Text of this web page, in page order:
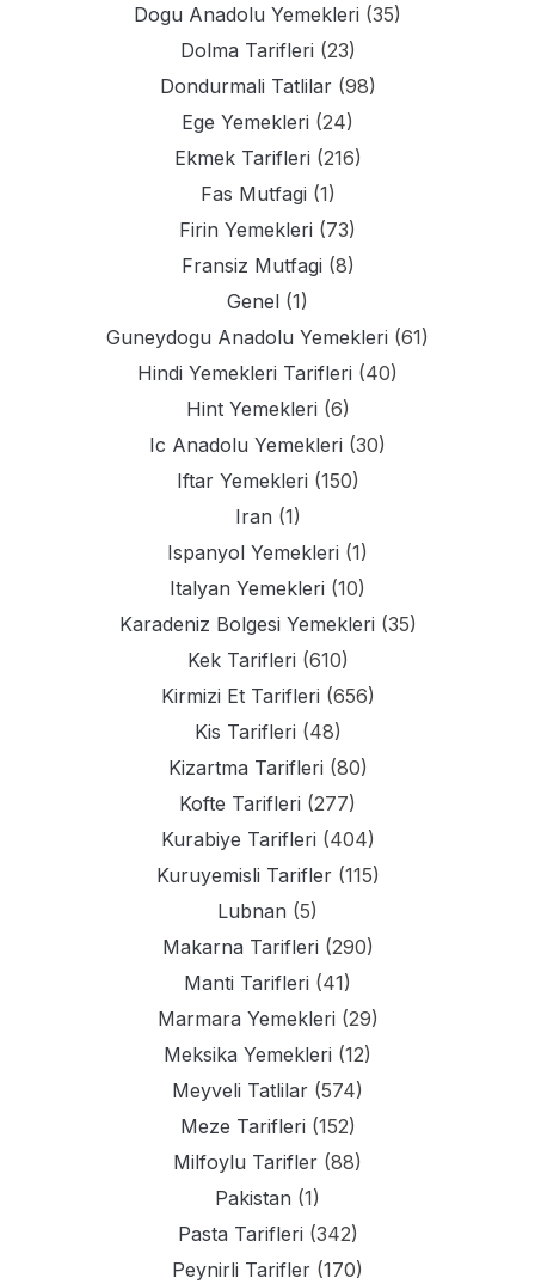
Dogu Anadolu Yemekleri (35)
Dolma Tarifleri (23)
Dondurmali Tatlilar(98)
Ege Yemekleri (24)
Ekmek Tarifleri (216)
Fas Mutfagi (1)
Firin Yemekleri (73)
Fransiz Mutfagi (8)
Genel (1)
Guneydogu Anadolu Yemekleri (61)
Hindi Yemekleri Tarifleri (40)
Hint Yemekleri (6)
Ic Anadolu Yemekleri (30)
Iftar Yemekleri (150)
Iran (1)
Ispanyol Yemekleri (1)
Italyan Yemekleri (10)
Karadeniz Bolgesi Yemekleri (35)
Kek Tarifleri (610)
Kirmizi Et Tarifleri (656)
Kis Tarifleri (48)
Kizartma Tarifleri (80)
Kofte Tarifleri (277)
Kurabiye Tarifleri (404)
Kuruyemisli Tarifler(115)
Lubnan (5)
Makarna Tarifleri (290)
Manti Tarifleri (41)
Marmara Yemekleri (29)
Meksika Yemekleri (12)
Meyveli Tatlilar (574)
Meze Tarifleri (152)
Milfoylu Tarifler (88)
Pakistan (1)
Pasta Tarifleri (342)
Peynirli Tarifler (170)